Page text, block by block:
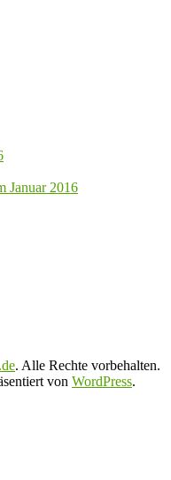
Januar 2016
. Alle Rechte vorbehalten.
von WordPress.